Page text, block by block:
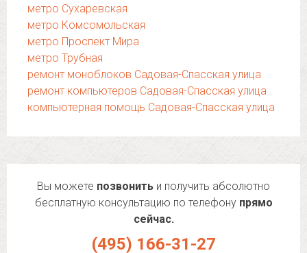
метро Сухаревская
метро Комсомольская
метро Проспект Мира
метро Трубная
ремонт моноблоков Садовая-Спасская улица
ремонт компьютеров Садовая-Спасская улица
компьютерная помощь Садовая-Спасская улица
Вы можете позвонить и получить абсолютно
бесплатную консультацию по телефону прямо
сейчас.
(495) 166-31-27